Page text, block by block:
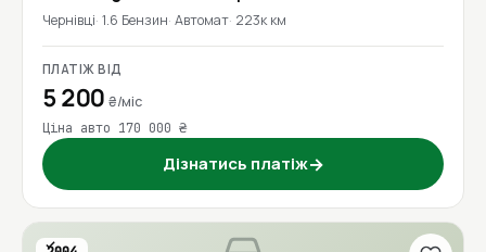
Чернівці 1.6 Бензин Автомат 223к км
ПЛАТІЖ ВІД
5 200₴/міс
Ціна авто 170 000 ₴
Дізнатись платіж→